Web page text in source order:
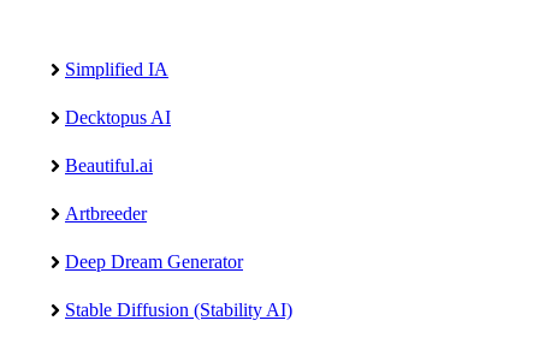
Simplified IA
Decktopus AI
Beautiful.ai
Artbreeder
Deep Dream Generator
Stable Diffusion (Stability AI)